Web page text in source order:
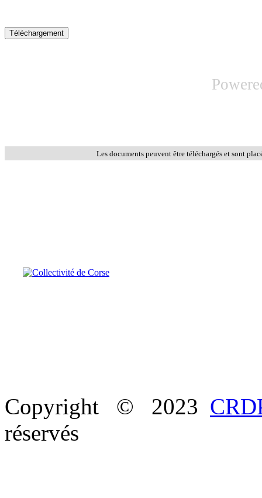
Les documents peuvent être téléchargés et sont
Copyright © 2023
réservés